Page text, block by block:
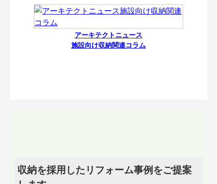
アーキテクトニュース
施設向け収納関連コラム
収納を採用したリフォーム事例をご提案